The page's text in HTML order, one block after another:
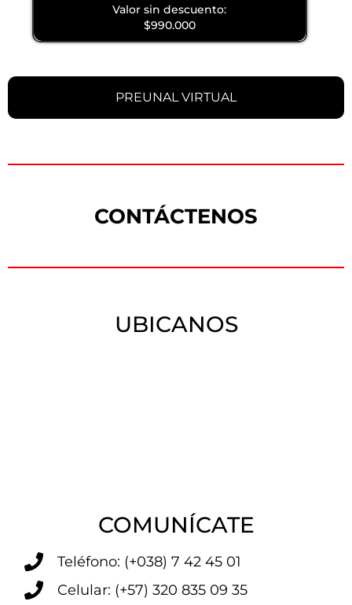
PREUNAL VIRTUAL
Valor sin descuento:
$990.000
CONTÁCTENOS
UBICANOS
COMUNÍCATE
Teléfono: (+038) 7 42 45 01
Celular: (+57) 320 835 09 35